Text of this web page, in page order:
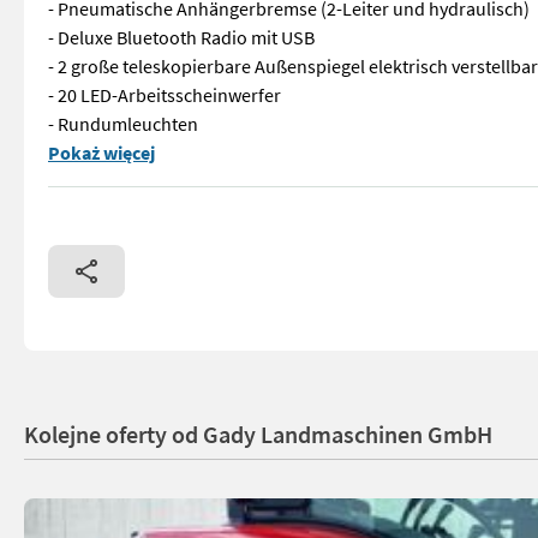
- Pneumatische Anhängerbremse (2-Leiter und hydraulisch)
- Deluxe Bluetooth Radio mit USB
- 2 große teleskopierbare Außenspiegel elektrisch verstellbar
- 20 LED-Arbeitsscheinwerfer
- Rundumleuchten
Auf Lager! - Bereifung 600/65R28 auf Verstellfelgen -
Pokaż więcej
Kolejne oferty od Gady Landmaschinen GmbH